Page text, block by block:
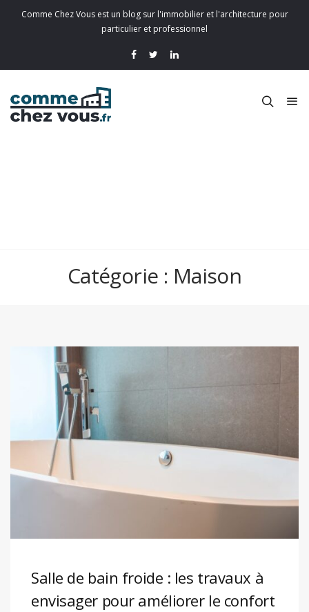
Comme Chez Vous est un blog sur l'immobilier et l'architecture pour
particulier et professionnel
Catégorie : Maison
Salle de bain froide : les travaux à
envisager pour améliorer le confort